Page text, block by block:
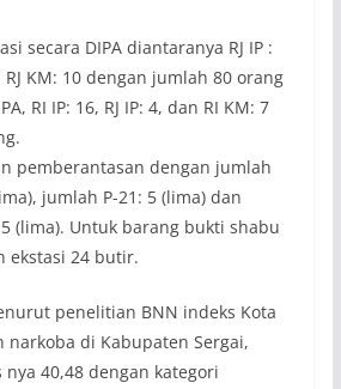
secara DIPA diantaranya RJ IP :
RJ KM: 10 dengan jumlah 80 orang
RI IP: 16, RJ IP: 4, dan RI KM: 7
pemberantasan dengan jumlah
jumlah P-21: 5 (lima) dan
(lima). Untuk barang bukti shabu
ekstasi 24 butir.
penelitian BNN indeks Kota
narkoba di Kabupaten Sergai,
40,48 dengan kategori